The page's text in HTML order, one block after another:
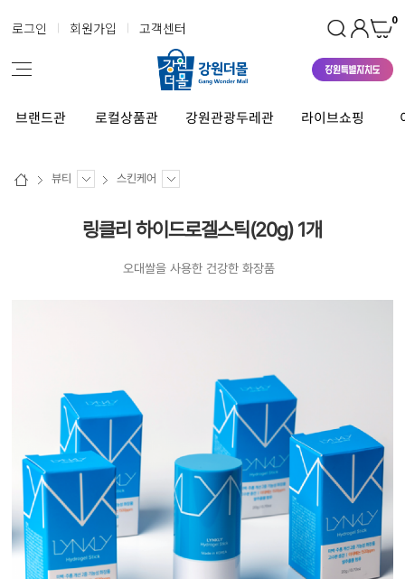
로그인 회원가입 고객센터 0
브랜드관 로컬상품관 강원관광두레관 라이브쇼핑
뷰티 스킨케어
링클리 하이드로겔스틱(20g) 1개
오대쌀을 사용한 건강한 화장품